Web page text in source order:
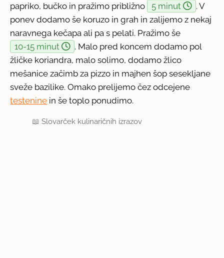
papriko, bučko in pražimo približno
5 minut
. V
ponev dodamo še koruzo in grah in zalijemo z nekaj
naravnega kečapa ali pa s pelati. Pražimo še
10-15 minut
. Malo pred koncem dodamo pol
žličke koriandra, malo solimo, dodamo žlico
mešanice začimb za pizzo in majhen šop sesekljane
sveže bazilike. Omako prelijemo čez odcejene
testenine in še toplo ponudimo.
📖Slovarček kulinaričnih izrazov